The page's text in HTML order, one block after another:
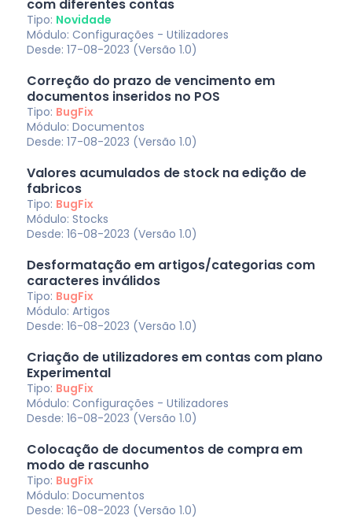
com diferentes contas
Tipo: Novidade
Módulo: Configurações - Utilizadores
Desde: 17-08-2023 (Versão 1.0)
Correção do prazo de vencimento em
documentos inseridos no POS
Tipo: BugFix
Módulo: Documentos
Desde: 17-08-2023 (Versão 1.0)
Valores acumulados de stock na edição de
fabricos
Tipo: BugFix
Módulo: Stocks
Desde: 16-08-2023 (Versão 1.0)
Desformatação em artigos/categorias com
caracteres inválidos
Tipo: BugFix
Módulo: Artigos
Desde: 16-08-2023 (Versão 1.0)
Criação de utilizadores em contas com plano
Experimental
Tipo: BugFix
Módulo: Configurações - Utilizadores
Desde: 16-08-2023 (Versão 1.0)
Colocação de documentos de compra em
modo de rascunho
Tipo: BugFix
Módulo: Documentos
Desde: 16-08-2023 (Versão 1.0)